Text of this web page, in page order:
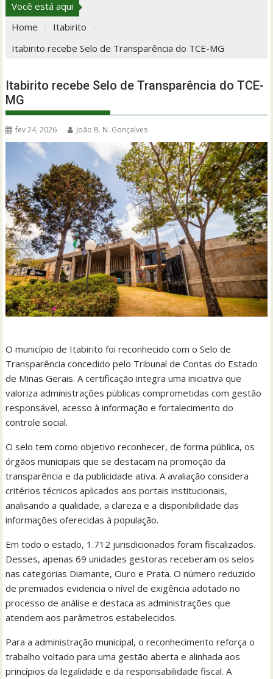
Você está aqui
Home
Itabirito
Itabirito recebe Selo de Transparência do TCE-MG
Itabirito recebe Selo de Transparência do TCE-
MG
fev 24, 2026 João B. N. Gonçalves
O município de Itabirito foi reconhecido com o Selo de
Transparência concedido pelo Tribunal de Contas do Estado
de Minas Gerais. A certificação integra uma iniciativa que
valoriza administrações públicas comprometidas com gestão
responsável, acesso à informação e fortalecimento do
controle social.
O selo tem como objetivo reconhecer, de forma pública, os
órgãos municipais que se destacam na promoção da
transparência e da publicidade ativa. A avaliação considera
critérios técnicos aplicados aos portais institucionais,
analisando a qualidade, a clareza e a disponibilidade das
informações oferecidas à população.
Em todo o estado, 1.712 jurisdicionados foram fiscalizados.
Desses, apenas 69 unidades gestoras receberam os selos
nas categorias Diamante, Ouro e Prata. O número reduzido
de premiados evidencia o nível de exigência adotado no
processo de análise e destaca as administrações que
atendem aos parâmetros estabelecidos.
Para a administração municipal, o reconhecimento reforça o
trabalho voltado para uma gestão aberta e alinhada aos
princípios da legalidade e da responsabilidade fiscal. A